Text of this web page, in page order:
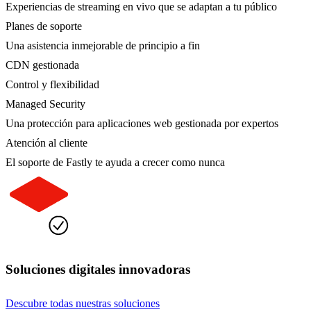
Experiencias de streaming en vivo que se adaptan a tu público
Planes de soporte
Una asistencia inmejorable de principio a fin
CDN gestionada
Control y flexibilidad
Managed Security
Una protección para aplicaciones web gestionada por expertos
Atención al cliente
El soporte de Fastly te ayuda a crecer como nunca
Soluciones digitales innovadoras
Descubre todas nuestras soluciones